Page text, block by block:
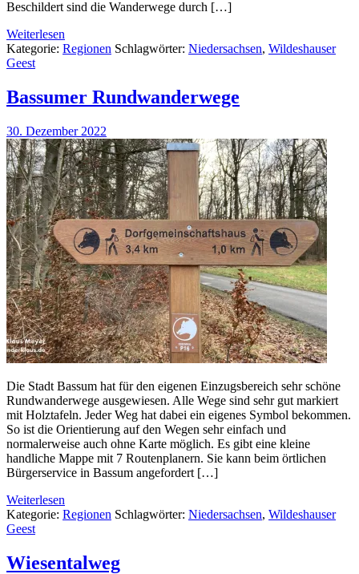
Beschildert sind die Wanderwege durch […]
Weiterlesen
Kategorie: Regionen Schlagwörter: Niedersachsen, Wildeshauser
Geest
Bassumer Rundwanderwege
30. Dezember 2022
Die Stadt Bassum hat für den eigenen Einzugsbereich sehr schöne
Rundwanderwege ausgewiesen. Alle Wege sind sehr gut markiert
mit Holztafeln. Jeder Weg hat dabei ein eigenes Symbol bekommen.
So ist die Orientierung auf den Wegen sehr einfach und
normalerweise auch ohne Karte möglich. Es gibt eine kleine
handliche Mappe mit 7 Routenplanern. Sie kann beim örtlichen
Bürgerservice in Bassum angefordert […]
Weiterlesen
Kategorie: Regionen Schlagwörter: Niedersachsen, Wildeshauser
Geest
Wiesentalweg